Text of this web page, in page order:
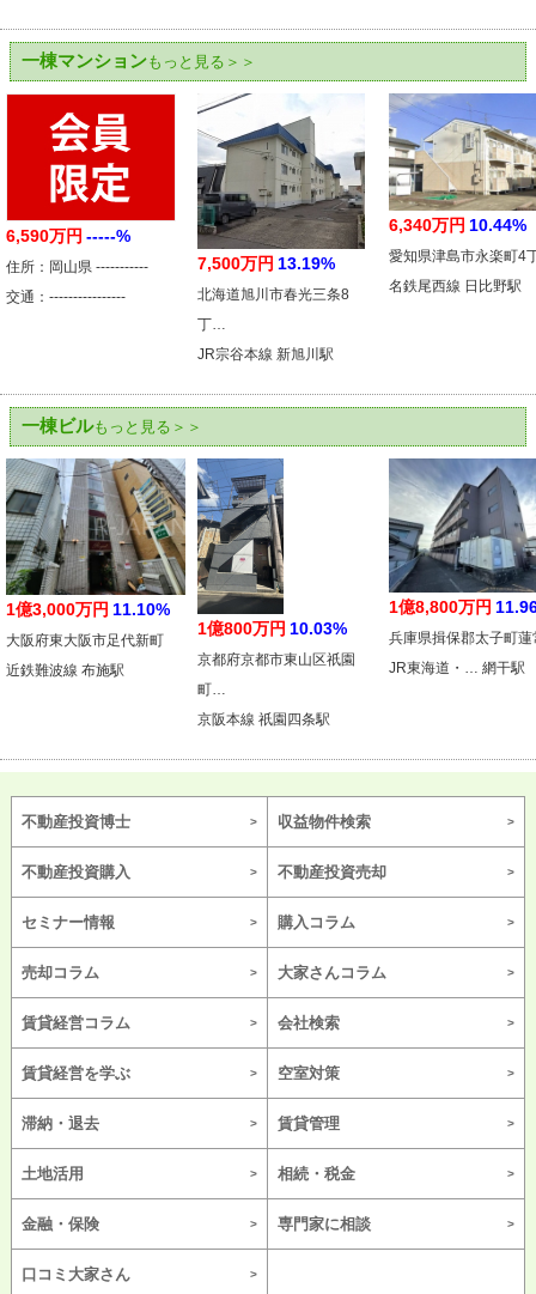
一棟マンションもっと見る＞＞
6,590万円 -----%
住所：岡山県 -----------
交通：----------------
7,500万円 13.19%
北海道旭川市春光三条8
丁…
JR宗谷本線 新旭川駅
6,340万円 10.44%
愛知県津島市永楽町4
名鉄尾西線 日比野駅
一棟ビルもっと見る＞＞
1億3,000万円 11.10%
大阪府東大阪市足代新町
近鉄難波線 布施駅
1億800万円 10.03%
京都府京都市東山区祇園
町…
京阪本線 祇園四条駅
1億8,800万円
兵庫県揖保郡太子町蓮
JR東海道・… 網干駅
不動産投資博士 収益物件検索
不動産投資購入 不動産投資売却
セミナー情報 購入コラム
売却コラム 大家さんコラム
賃貸経営コラム 会社検索
賃貸経営を学ぶ 空室対策
滞納・退去 賃貸管理
土地活用 相続・税金
金融・保険 専門家に相談
口コミ大家さん